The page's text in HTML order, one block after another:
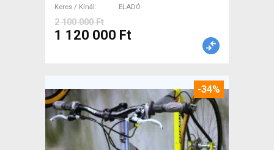
Keres / Kínál
ELADÓ
2 100 000 Ft
1 120 000 Ft
-34%